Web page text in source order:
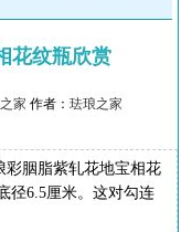
花纹瓶欣赏
家 作者： 珐琅之家
彩胭脂紫轧花地宝相花
径6.5厘米。这对勾连